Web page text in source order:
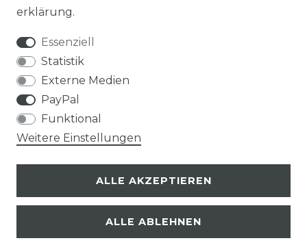
© Copyright 2026 | Alle Rechte vorbehalten.
erklärung.
Essenziell
Statistik
Externe Medien
PayPal
Funktional
Weitere Einstellungen
ALLE AKZEPTIEREN
ALLE ABLEHNEN